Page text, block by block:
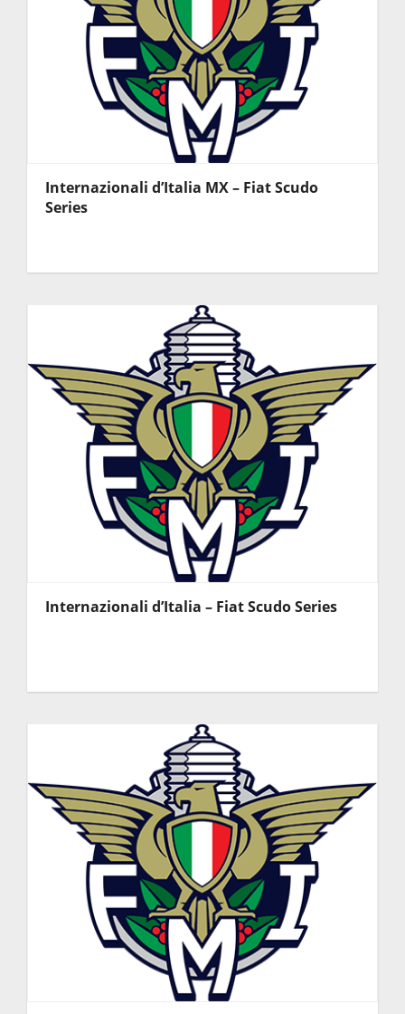
Internazionali d’Italia MX – Fiat Scudo
Series
Internazionali d’Italia – Fiat Scudo Series